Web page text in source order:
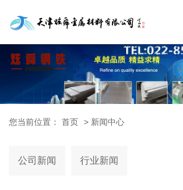
您当前位置： 首页 > 新闻中心
公司新闻 行业新闻